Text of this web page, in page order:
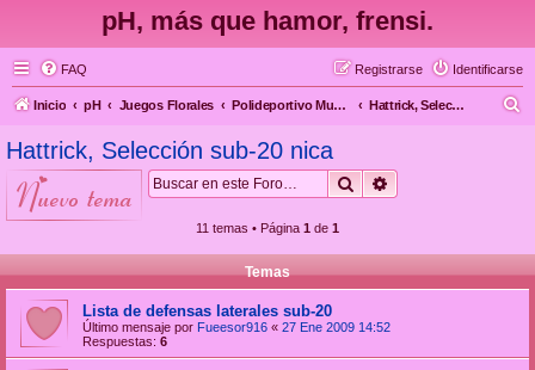
pH, más que hamor, frensi.
FAQ Identificarse
Registrarse
Inicio pH Juegos Florales Polideportivo Municipal Hattrick, Selección sub-20 nica
Hattrick, Selección sub-20 nica
nuevo tema Buscar
11 temas • Página 1 de 1
Temas
Lista de defensas laterales sub-20
Último mensaje por Fueesor916 « 27 Ene 2009 14:52
Respuestas: 6